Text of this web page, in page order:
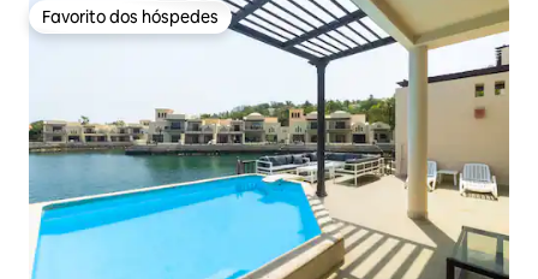
Favorito dos hóspedes
Favorito dos hóspedes